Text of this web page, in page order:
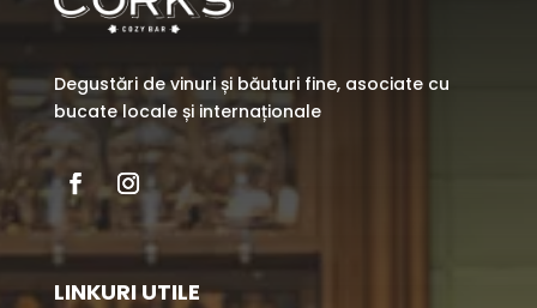
Degustări de vinuri și băuturi fine, asociate cu
bucate locale și internaționale
LINKURI UTILE